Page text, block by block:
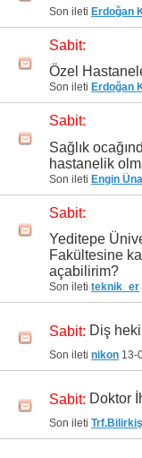
Son ileti Erdoğan
Sabit:
Özel
Son ileti Erdoğan
Sabit:
Sağlık
hastanelik
Son ileti Engin
Sabit:
Yeditepe
Fakültesine
açabilirim?
Son ileti teknik_er
Sabit: Diş
Son ileti nikon 13-
Sabit: Doktor
Son ileti